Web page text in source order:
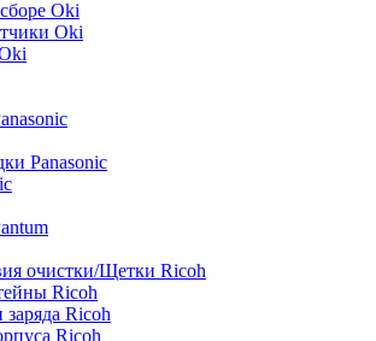
Oki
Oki
Panasonic
очистки/Щетки Ricoh
Ricoh
Ricoh
Ricoh